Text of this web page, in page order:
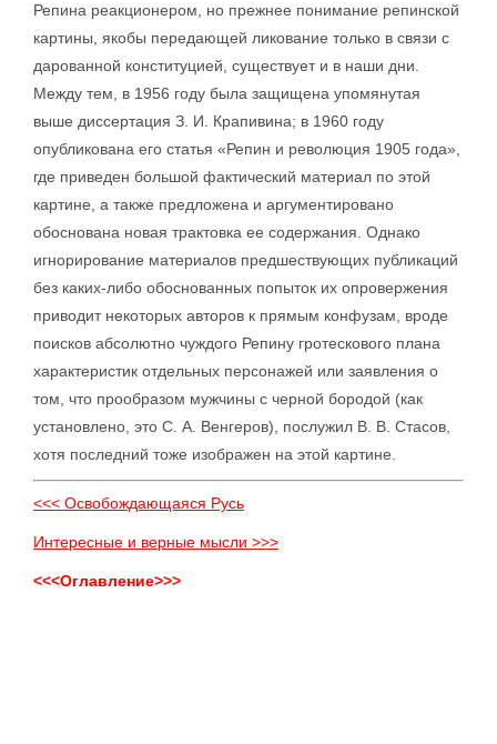
Репина реакционером, но прежнее понимание репинской
картины, якобы передающей ликование только в связи с
дарованной конституцией, существует и в наши дни.
Между тем, в 1956 году была защищена упомянутая
выше диссертация З. И. Крапивина; в 1960 году
опубликована его статья «Репин и революция 1905 года»,
где приведен большой фактический материал по этой
картине, а также предложена и аргументировано
обоснована новая трактовка ее содержания. Однако
игнорирование материалов предшествующих публикаций
без каких-либо обоснованных попыток их опровержения
приводит некоторых авторов к прямым конфузам, вроде
поисков абсолютно чуждого Репину гротескового плана
характеристик отдельных персонажей или заявления о
том, что прообразом мужчины с черной бородой (как
установлено, это С. А. Венгеров), послужил В. В. Стасов,
хотя последний тоже изображен на этой картине.
<<< Освобождающаяся Русь
Интересные и верные мысли >>>
<<<Оглавление>>>